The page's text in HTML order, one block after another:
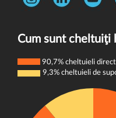
Întrebări frecvente
Politica de cookie-uri
Telefon:
0731 444 013
Cum sunt cheltuiţi
90,7% cheltuieli
9,3% cheltuieli de